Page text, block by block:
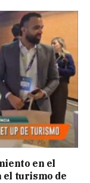
en el
el turismo de